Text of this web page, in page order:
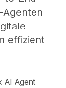
Agenten
effizient
AI Agent